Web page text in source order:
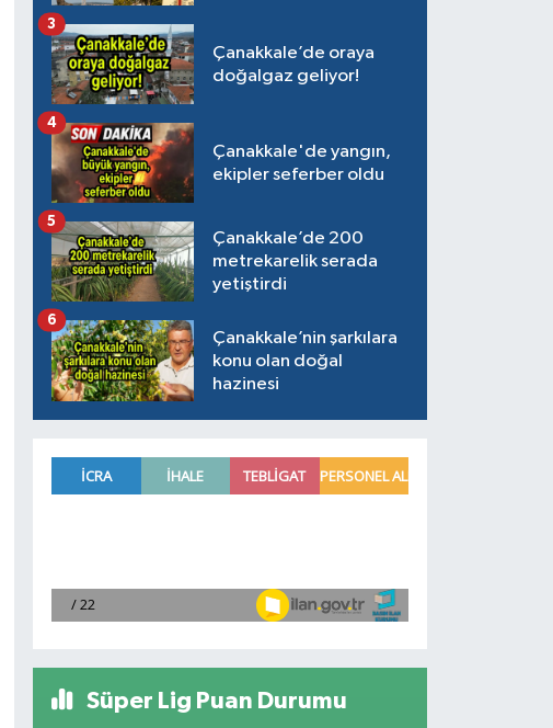
Çanakkale’de oraya
doğalgaz geliyor!
3
Çanakkale'de yangın,
ekipler seferber oldu
4
Çanakkale’de 200
metrekarelik serada
yetiştirdi
5
Çanakkale’nin şarkılara
konu olan doğal
hazinesi
6
Süper Lig Puan Durumu